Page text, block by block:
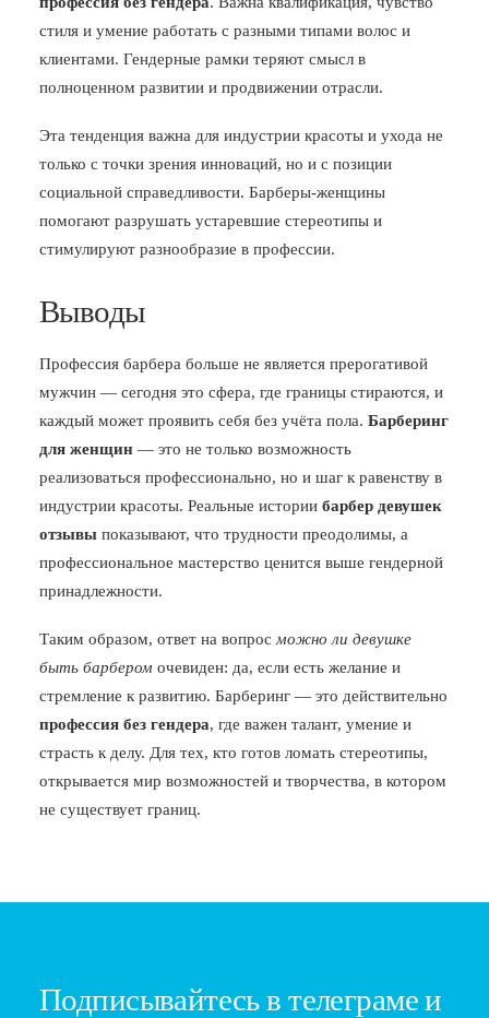
стиля и умение работать с разными типами волос и
клиентами. Гендерные рамки теряют смысл в
полноценном развитии и продвижении отрасли.
Эта тенденция важна для индустрии красоты и ухода не
только с точки зрения инноваций, но и с позиции
социальной справедливости. Барберы-женщины
помогают разрушать устаревшие стереотипы и
стимулируют разнообразие в профессии.
Выводы
Профессия барбера больше не является прерогативой
мужчин — сегодня это сфера, где границы стираются, и
каждый может проявить себя без учёта пола. Барберинг
для женщин — это не только возможность
реализоваться профессионально, но и шаг к равенству в
индустрии красоты. Реальные истории барбер девушек
отзывы показывают, что трудности преодолимы, а
профессиональное мастерство ценится выше гендерной
принадлежности.
Таким образом, ответ на вопрос можно ли девушке
быть барбером очевиден: да, если есть желание и
стремление к развитию. Барберинг — это действительно
профессия без гендера, где важен талант, умение и
страсть к делу. Для тех, кто готов ломать стереотипы,
открывается мир возможностей и творчества, в котором
не существует границ.
Подписывайтесь в телеграме и